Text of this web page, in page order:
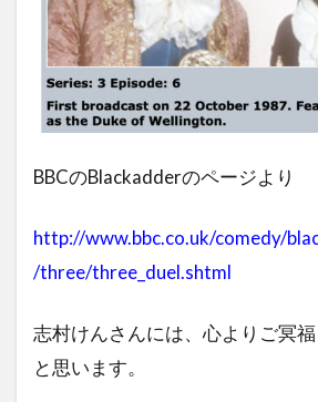
BBCのBlackadderのページより
http://www.bbc.co.uk/comedy/
/three/three_duel.shtml
志村けんさんには、心よりご冥
と思います。